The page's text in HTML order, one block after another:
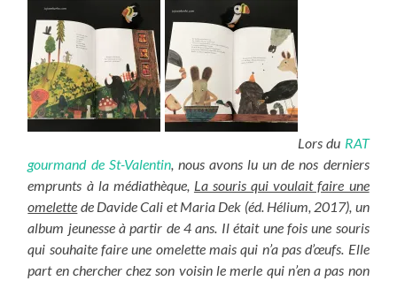
Lors du RAT
gourmand de St-Valentin, nous avons lu un de nos derniers
emprunts à la médiathèque, La souris qui voulait faire une
omelette de Davide Cali et Maria Dek (éd. Hélium, 2017), un
album jeunesse à partir de 4 ans. Il était une fois une souris
qui souhaite faire une omelette mais qui n’a pas d’œufs. Elle
part en chercher chez son voisin le merle qui n’en a pas non